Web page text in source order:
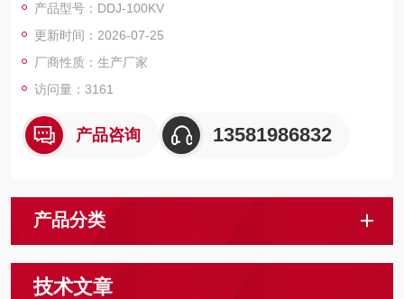
产品型号：DDJ-100KV
更新时间：2026-07-25
厂商性质：生产厂家
访问量：3161
产品咨询 13581986832
产品分类
技术文章